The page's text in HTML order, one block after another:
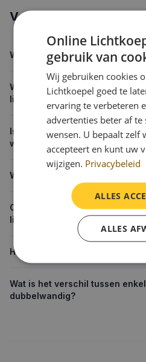
Veelgestelde vragen
Wat is een enkelwandige
Wat is de U-waarde van een
lichtkoepel?
Is een enkelwandige
woonkamer?
Wat kost een enkelwandige
Ontstaat er condens bij een
lichtkoepel?
Hoelang gaat een
Wat is het verschil tussen
dubbelwandig?
Online
gebruik van
Wij gebruiken cookies
Lichtkoepel goed te
ervaring te verbeteren
advertenties beter af
wensen. U bepaalt zelf
accepteert en kunt uw
wijzigen. Privacybeleid
ALLES
ALLES